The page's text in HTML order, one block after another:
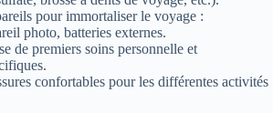
pour immortaliser le voyage :
photo, batteries externes.
de premiers soins personnelle et
confortables pour les différentes activités